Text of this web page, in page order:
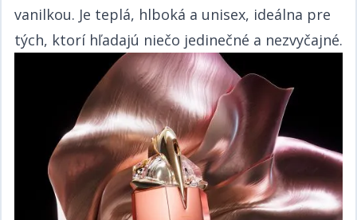
vanilkou. Je teplá, hlboká a unisex, ideálna pre
tých, ktorí hľadajú niečo jedinečné a nezvyčajné.​​​​‌ ‍ ​‍​‍‌‍ ‌ ​‍‌‍‍‌‌‍‌ ‌‍‍‌‌‍ ‍​‍​‍​ ‍‍​‍​‍‌ ​ ‌‍​‌‌‍ ‍‌‍‍‌‌ ‌​‌ ‍‌​‍ ‍‌‍‍‌‌‍ ​‍​‍​‍ ​​‍​‍‌‍‍​‌ ​‍‌‍‌‌‌‍‌‍​‍​‍​ ‍‍​‍​‍‌‍‍​‌ ‌​‌ ‌​‌ ​​​ ‍‍​‍ ​‍ ‌‍ ​‌‍ ‌‍​ ‌‍​‌‌‍ ​‌‍‍​‌‍ ‌ ​ ‌ ‌​​ ‍‍​ ​ ​ ​​​ ​​​ ​​​‍ ‌ ​ ‌ ‌​‌ ‌‌‌‍‌​‌‍‍‌‌‍ ​‍ ‌‍‍‌‌‍ ‍‌ ‌​‌‍‌‌‌‍ ‍‌ ‌​​‍ ‌‍‌‌‌‍‌​‌‍‍‌‌ ‌​​‍ ‌‍ ‌‌‍ ‌‍‌​‌‍‌‌​ ‌‌ ​​‌ ​‍‌‍‌‌‌ ​ ‌‍‌‌‌‍ ‍‌ ‌​‌‍​‌‌ ‌​‌‍‍‌‌‍ ‌‍ ‍​ ‍ ‌‍‍‌‌‍‌​​ ‌‌ ​​‌‍ ‌ ​ ‌ ‌​​‍ ‌​ ​‍​ ​‍​ ​‍​ ​‍​ ‍‌​ ‍‌​ ‍‌​ ‍ ‌ ‌​‌ ‍‌‌ ​​‌‍‌‌​ ‌‌ ​​‌‍ ‌ ​ ‌ ‌​​ ‍ ‌ ​​‌‍​‌‌ ‌​‌‍‍​​ ‌‌‍​ ‌‍ ‌‍ ‍‌ ‌​‌‍‌‌‌‍ ‍‌ ‌​​‍‌‌​ ‌‌‌​​‍‌‌ ‌‍‍ ‌‍‌‌‌ ‍‌​‍‌‌​ ​ ‌​‌​​‍‌‌​ ​ ‌​‌​​‍‌‌​ ​‍​ ​‍​ ​ ​ ​‌‌‍​‌​ ​‍​ ​‌​ ‌ ​ ​​​ ​​​ ​​​ ‍‌‌‍‌‍‌‍​‌​‍‌‌​ ​‍​ ​‍​‍‌‌​ ‌‌‌​‌​​‍ ‍‌‍​ ‌‍‍​‌‍‍‌‌‍ ​‌‍‌​‌ ​‍‌‍‌‌‌‍ ‍​‍‌‌​ ‌‌‌​​‍‌‌ ‌‍‍ ‌‍‌‌‌ ‍‌​‍‌‌​ ​ ‌​‌​​‍‌‌​ ​ ‌​‌​​‍‌‌​ ​‍​ ​‍​ ​ ​ ​‌‌‍​‌​ ​‍​ ​‌​ ‌ ​ ​​​ ​​​ ​​​ ‍‌‌‍‌‍‌‍​‌​ ​​​‍‌‌​ ​‍​ ​‍​‍‌‌​ ‌‌‌​‌​​‍ ‍‌ ‌​‌‍‌‌‌ ‍​‌ ‌​​ ‌‍​‍‌‍​‌‌ ​ ‌‍‌‌‌‌‌‌‌ ​‍‌‍ ​​ ‌‌‍‍​‌ ‌​‌ ‌​‌ ​​​‍‌‌​ ​ ‌​​‌​‍‌‌​ ​‍‌​‌‍​‍‌‌​ ​‍‌​‌‍‌‍ ​‌‍ ‌‍​ ‌‍​‌‌‍ ​‌‍‍​‌‍ ‌ ​ ‌ ‌​​‍‌‌​ ​ ‌​​‌​ ​ ​ ​​​ ​​​ ​​​‍‌‌​ ​‍‌​‌‍‌ ​ ‌ ‌​‌ ‌‌‌‍‌​‌‍‍‌‌‍ ​‍‌‍‌‍‍‌‌‍‌​​ ‌‌ ​​‌‍ ‌ ​ ‌ ‌​​‍ ‌​ ​‍​ ​‍​ ​‍​ ​‍​ ‍‌​ ‍‌​ ‍‌​‍‌‍‌ ‌​‌ ‍‌‌ ​​‌‍‌‌​ ‌‌ ​​‌‍ ‌ ​ ‌ ‌​​‍‌‍‌ ​​‌‍​‌‌ ‌​‌‍‍​​ ‌‌‍​ ‌‍ ‌‍ ‍‌ ‌​‌‍‌‌‌‍ ‍‌ ‌​​‍‌‌​ ‌‌‌​​‍‌‌ ‌‍‍ ‌‍‌‌‌ ‍‌​‍‌‌​ ​ ‌​‌​​‍‌‌​ ​ ‌​‌​​‍‌‌​ ​‍​ ​‍​ ​ ​ ​‌‌‍​‌​ ​‍​ ​‌​ ‌ ​ ​​​ ​​​ ​​​ ‍‌‌‍‌‍‌‍​‌​‍‌‌​ ​‍​ ​‍​‍‌‌​ ‌‌‌​‌​​‍ ‍‌‍​ ‌‍‍​‌‍‍‌‌‍ ​‌‍‌​‌ ​‍‌‍‌‌‌‍ ‍​‍‌‌​ ‌‌‌​​‍‌‌ ‌‍‍ ‌‍‌‌‌ ‍‌​‍‌‌​ ​ ‌​‌​​‍‌‌​ ​ ‌​‌​​‍‌‌​ ​‍​ ​‍​ ​ ​ ​‌‌‍​‌​ ​‍​ ​‌​ ‌ ​ ​​​ ​​​ ​​​ ‍‌‌‍‌‍‌‍​‌​ ​​​‍‌‌​ ​‍​ ​‍​‍‌‌​ ‌‌‌​‌​​‍ ‍‌ ‌​‌‍‌‌‌ ‍​‌ ‌​​‍‌‍‌ ​​‌‍‌‌‌ ​‍‌ ​ ‌ ​​‌‍‌‌‌‍​ ‌ ‌​‌‍‍‌‌ ‌‍‌‍‌‌​ ‌‌ ​​‌ ‌‌‌‍​‍‌‍ ​‌‍‍‌‌ ​ ‌‍‍​‌‍‌‌‌‍‌​​‍​‍‌ ‌